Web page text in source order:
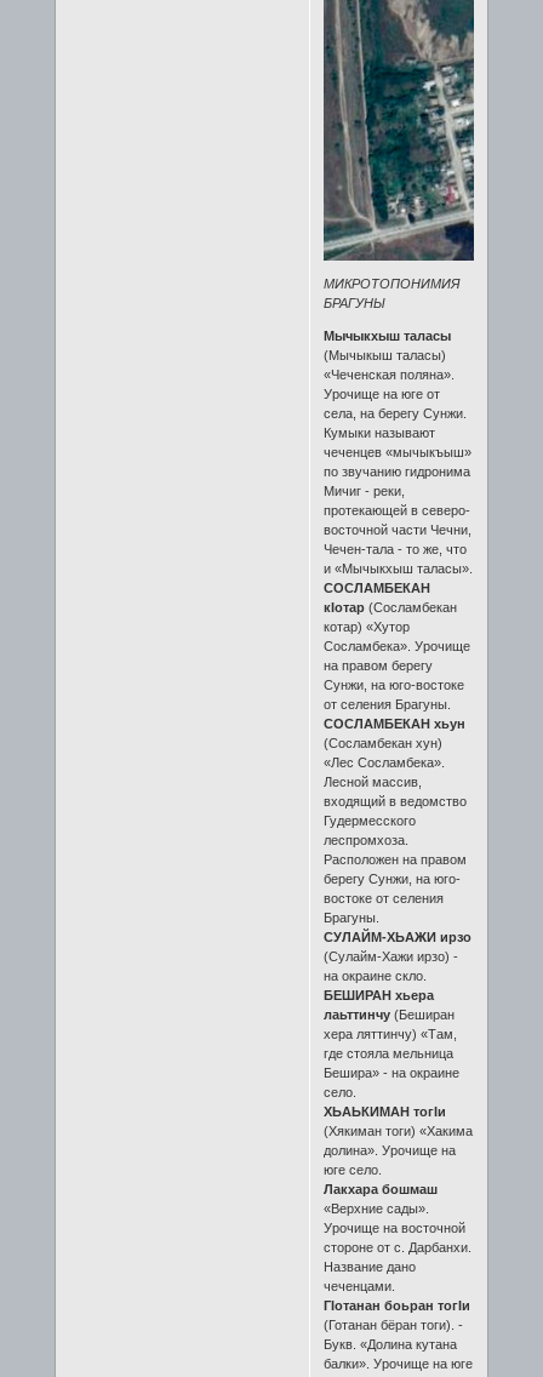
МИКРОТОПОНИМИЯ
БРАГУНЫ
Мычыкхыш таласы
(Мычыкыш таласы)
«Чеченская поляна».
Урочище на юге от
села, на берегу Сунжи.
Кумыки называют
чеченцев «мычыкъыш»
по звучанию гидронима
Мичиг - реки,
протекающей в северо-
восточной части Чечни,
Чечен-тала - то же, что
и «Мычыкхыш таласы».
СОСЛАМБЕКАН
кIотар(Сосламбекан
котар) «Хутор
Сосламбека». Урочище
на правом берегу
Сунжи, на юго-востоке
от селения Брагуны.
СОСЛАМБЕКАН хьун
(Сосламбекан хун)
«Лес Сосламбека».
Лесной массив,
входящий в ведомство
Гудермесского
леспромхоза.
Расположен на правом
берегу Сунжи, на юго-
востоке от селения
Брагуны.
СУЛАЙМ-ХЬАЖИ ирзо
(Сулайм-Хажи ирзо) -
на окраине скло.
БЕШИРАН хьера
лаьттинчу(Беширан
хера ляттинчу) «Там,
где стояла мельница
Бешира» - на окраине
село.
ХЬАЬКИМАН тогIи
(Хякиман тоги) «Хакима
долина». Урочище на
юге село.
Лакхара бошмаш
«Верхние сады».
Урочище на восточной
стороне от с. Дарбанхи.
Название дано
чеченцами.
ГIотанан боьран тогIи
(Готанан бёран тоги). -
Букв. «Долина кутана
балки». Урочище на юге